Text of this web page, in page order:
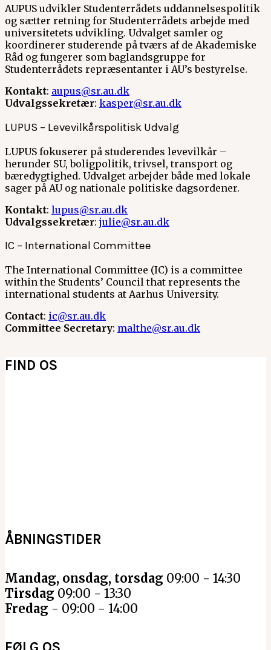
AUPUS udvikler Studenterrådets uddannelsespolitik
og sætter retning for Studenterrådets arbejde med
universitetets udvikling. Udvalget samler og
koordinerer studerende på tværs af de Akademiske
Råd og fungerer som baglandsgruppe for
Studenterrådets repræsentanter i AU’s bestyrelse.
Kontakt: aupus@sr.au.dk
Udvalgssekretær: kasper@sr.au.dk
LUPUS – Levevilkårspolitisk Udvalg
LUPUS fokuserer på studerendes levevilkår –
herunder SU, boligpolitik, trivsel, transport og
bæredygtighed. Udvalget arbejder både med lokale
sager på AU og nationale politiske dagsordener.
Kontakt: lupus@sr.au.dk
Udvalgssekretær: julie@sr.au.dk
IC – International Committee
The International Committee (IC) is a committee
within the Students’ Council that represents the
international students at Aarhus University.
Contact: ic@sr.au.dk
Committee Secretary: malthe@sr.au.dk
FIND OS
ÅBNINGSTIDER
Mandag, onsdag, torsdag 09:00 - 14:30
Tirsdag 09:00 - 13:30
Fredag - 09:00 - 14:00